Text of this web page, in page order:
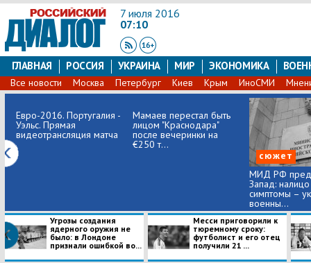
7 июля 2016
07:10
ГЛАВНАЯ РОССИЯ УКРАИНА МИР ЭКОНОМИКА
Все новости Москва Петербург Киев Крым ИноСМИ
Евро-2016. Португалия -
Уэльс. Прямая
видеотрансляция матча
Мамаев перестал быть
лицом "Краснодара"
после вечеринки на
€250 т...
сюжет
МИД РФ
Запад:
симптомы –
военны...
Угрозы создания
ядерного оружия не
было: в Лондоне
признали ошибкой во...
Месси приговорили к
тюремному сроку:
футболист и его отец
получили 21 ...